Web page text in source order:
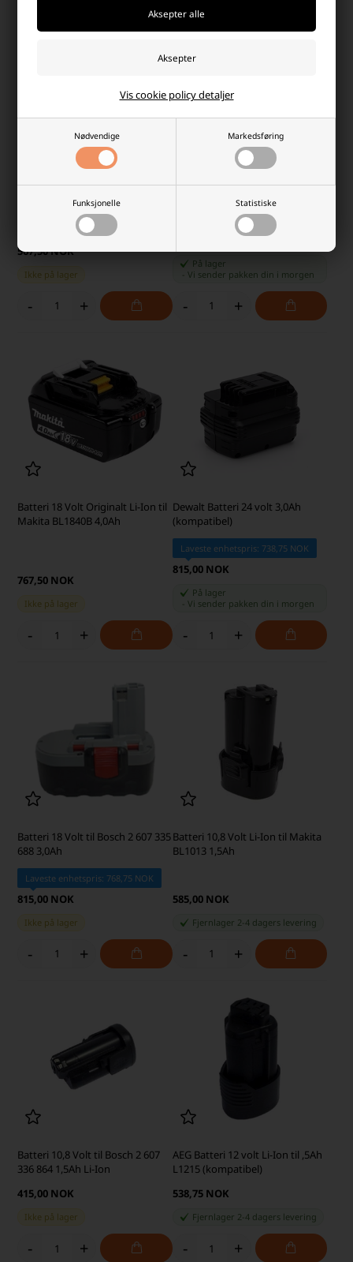
Nødvendige Markedsføring
Funksjonelle Statistiske
Vis cookie policy detaljer
Batteri 18 Volt Li-Ion til Black &
Decker A1518L 2,0Ah
567,50 NOK
Ikke på lager
- +
Batteri 18 Volt Li-Ion til Makita
På lager
Vi sender pakken din i morgen
- +
Batteri 18 Volt Originalt Li-Ion til
Makita BL1840B 4,0Ah
767,50 NOK
Ikke på lager
- +
Dewalt Batteri 24 volt 3,0Ah
(kompatibel)
Laveste enhetspris: 738,75 NOK
815,00 NOK
På lager
Vi sender pakken din i morgen
- +
Batteri 18 Volt til Bosch 2 607 335
688 3,0Ah
Laveste enhetspris: 768,75 NOK
815,00 NOK
Ikke på lager
- +
Batteri 10,8 Volt Li-Ion til Makita
BL1013 1,5Ah
585,00 NOK
Fjernlager 2-4 dagers levering
- +
Batteri 10,8 Volt til Bosch 2 607
336 864 1,5Ah Li-Ion
415,00 NOK
Ikke på lager
- +
AEG Batteri 12 volt Li-Ion til ,5Ah
L1215 (kompatibel)
538,75 NOK
Fjernlager 2-4 dagers levering
- +